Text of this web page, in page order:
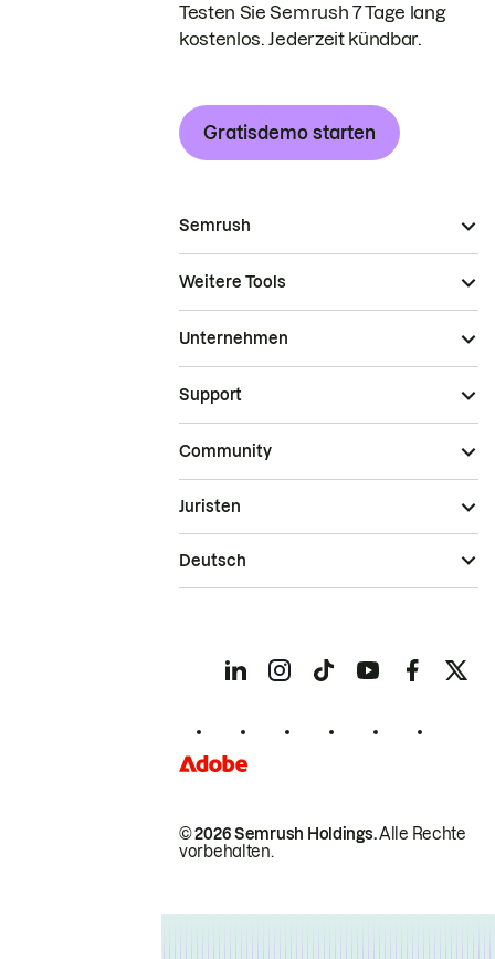
Testen Sie Semrush 7 Tage lang
kostenlos. Jederzeit kündbar.
Gratisdemo starten
Semrush
Weitere Tools
Unternehmen
Support
Community
© 2026 Semrush Holdings.Alle Rechte
vorbehalten.
Juristen
Deutsch